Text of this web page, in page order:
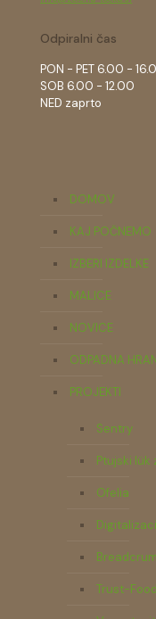
Odpiralni čas
PON - PET 6.00 -
SOB 6.00 - 12.00
NED zaprto
DOMOV
KAJ POČNEMO
IZBERI IZDELKE
MALICE
NOVICE
ODPADNA
PROJEKTI
Sentry
Ptujski lük
Ofelia
Trust-Food